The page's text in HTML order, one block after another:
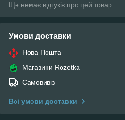
Ще немає відгуків про цей товар
Умови доставки
Нова Пошта
Магазини Rozetka
Самовивіз
Всі умови доставки